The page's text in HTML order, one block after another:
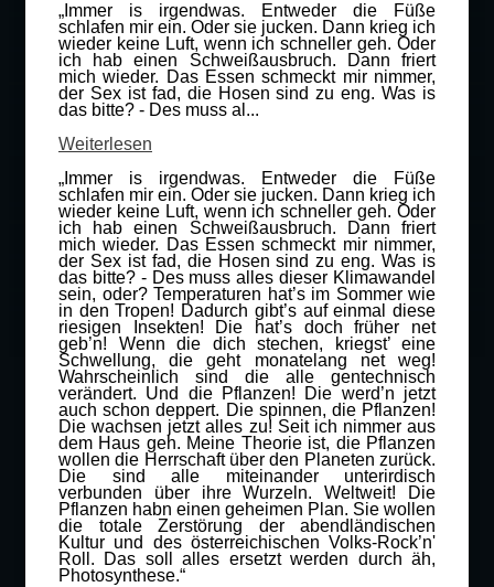
„Immer is irgendwas. Entweder die Füße
schlafen mir ein. Oder sie jucken. Dann krieg ich
wieder keine Luft, wenn ich schneller geh. Oder
ich hab einen Schweißausbruch. Dann friert
mich wieder. Das Essen schmeckt mir nimmer,
der Sex ist fad, die Hosen sind zu eng. Was is
das bitte? - Des muss al...
Weiterlesen
„Immer is irgendwas. Entweder die Füße
schlafen mir ein. Oder sie jucken. Dann krieg ich
wieder keine Luft, wenn ich schneller geh. Oder
ich hab einen Schweißausbruch. Dann friert
mich wieder. Das Essen schmeckt mir nimmer,
der Sex ist fad, die Hosen sind zu eng. Was is
das bitte? - Des muss alles dieser Klimawandel
sein, oder? Temperaturen hat’s im Sommer wie
in den Tropen! Dadurch gibt’s auf einmal diese
riesigen Insekten! Die hat’s doch früher net
geb’n! Wenn die dich stechen, kriegst’ eine
Schwellung, die geht monatelang net weg!
Wahrscheinlich sind die alle gentechnisch
verändert. Und die Pflanzen! Die werd’n jetzt
auch schon deppert. Die spinnen, die Pflanzen!
Die wachsen jetzt alles zu! Seit ich nimmer aus
dem Haus geh. Meine Theorie ist, die Pflanzen
wollen die Herrschaft über den Planeten zurück.
Die sind alle miteinander unterirdisch
verbunden über ihre Wurzeln. Weltweit! Die
Pflanzen habn einen geheimen Plan. Sie wollen
die totale Zerstörung der abendländischen
Kultur und des österreichischen Volks-Rock’n'
Roll. Das soll alles ersetzt werden durch äh,
Photosynthese.“